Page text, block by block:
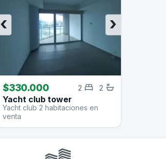
›
‹
$330.000 2
2
Yacht club tower
Yacht club 2 habitaciones en
venta